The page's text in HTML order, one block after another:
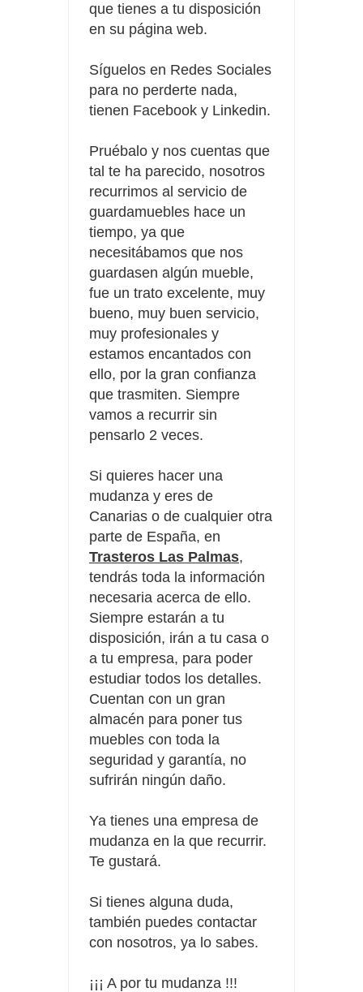
que tienes a tu disposición
en su página web.
Síguelos en Redes Sociales
para no perderte nada,
tienen Facebook y Linkedin.
Pruébalo y nos cuentas que
tal te ha parecido, nosotros
recurrimos al servicio de
guardamuebles hace un
tiempo, ya que
necesitábamos que nos
guardasen algún mueble,
fue un trato excelente, muy
bueno, muy buen servicio,
muy profesionales y
estamos encantados con
ello, por la gran confianza
que trasmiten. Siempre
vamos a recurrir sin
pensarlo 2 veces.
Si quieres hacer una
mudanza y eres de
Canarias o de cualquier otra
parte de España, en
Trasteros Las Palmas,
tendrás toda la información
necesaria acerca de ello.
Siempre estarán a tu
disposición, irán a tu casa o
a tu empresa, para poder
estudiar todos los detalles.
Cuentan con un gran
almacén para poner tus
muebles con toda la
seguridad y garantía, no
sufrirán ningún daño.
Ya tienes una empresa de
mudanza en la que recurrir.
Te gustará.
Si tienes alguna duda,
también puedes contactar
con nosotros, ya lo sabes.
¡¡¡ A por tu mudanza !!!